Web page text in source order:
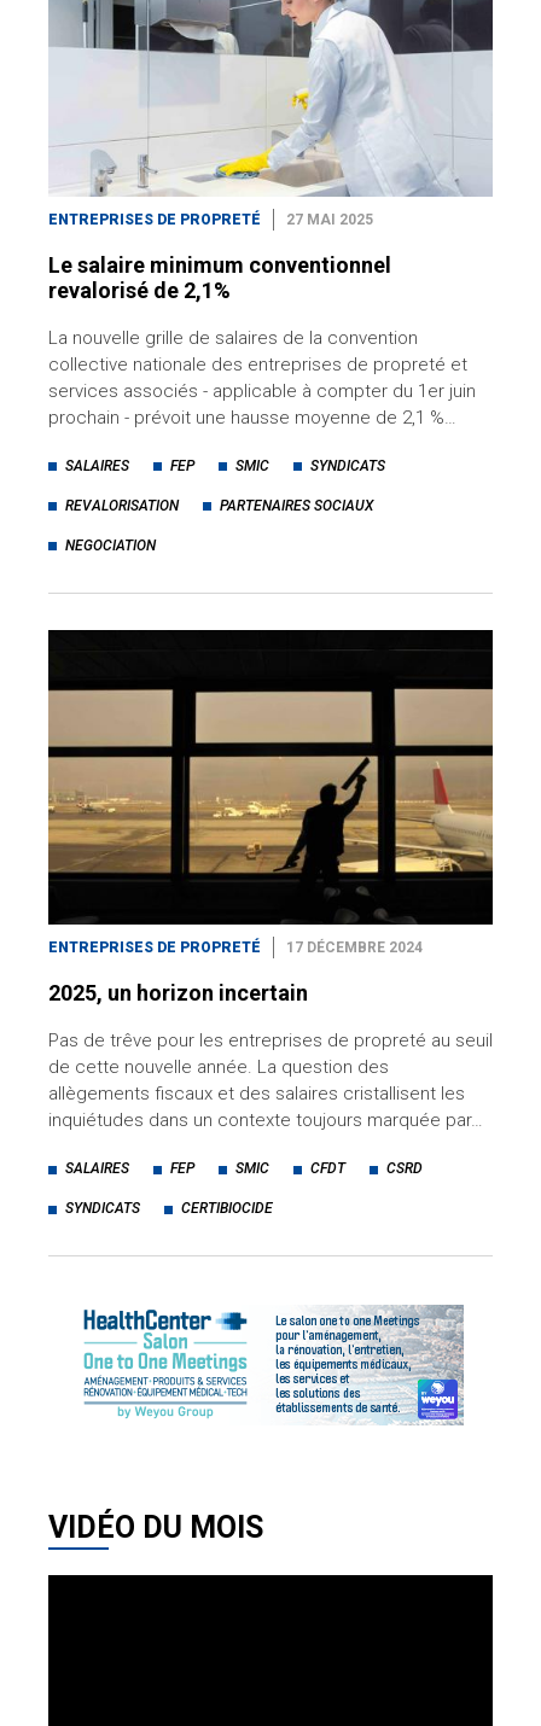
ENTREPRISES DE PROPRETÉ 27 MAI 2025
Le salaire minimum conventionnel
revalorisé de 2,1%
La nouvelle grille de salaires de la convention
collective nationale des entreprises de propreté et
services associés - applicable à compter du 1er juin
prochain - prévoit une hausse moyenne de 2,1 %…
SALAIRES FEP SMIC SYNDICATS
REVALORISATION PARTENAIRES SOCIAUX
NEGOCIATION
ENTREPRISES DE PROPRETÉ 17 DÉCEMBRE 2024
2025, un horizon incertain
Pas de trêve pour les entreprises de propreté au seuil
de cette nouvelle année. La question des
allègements fiscaux et des salaires cristallisent les
inquiétudes dans un contexte toujours marquée par…
SALAIRES FEP SMIC CFDT CSRD
SYNDICATS CERTIBIOCIDE
VIDÉO DU MOIS